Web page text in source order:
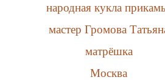
народная кукла
мастер Громова
матрёшка
Москва